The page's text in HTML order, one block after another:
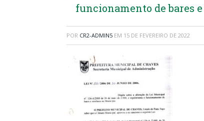
funcionamento de bares
POR CR2-ADMIN5 EM 15 DE FEVEREIRO DE 2022